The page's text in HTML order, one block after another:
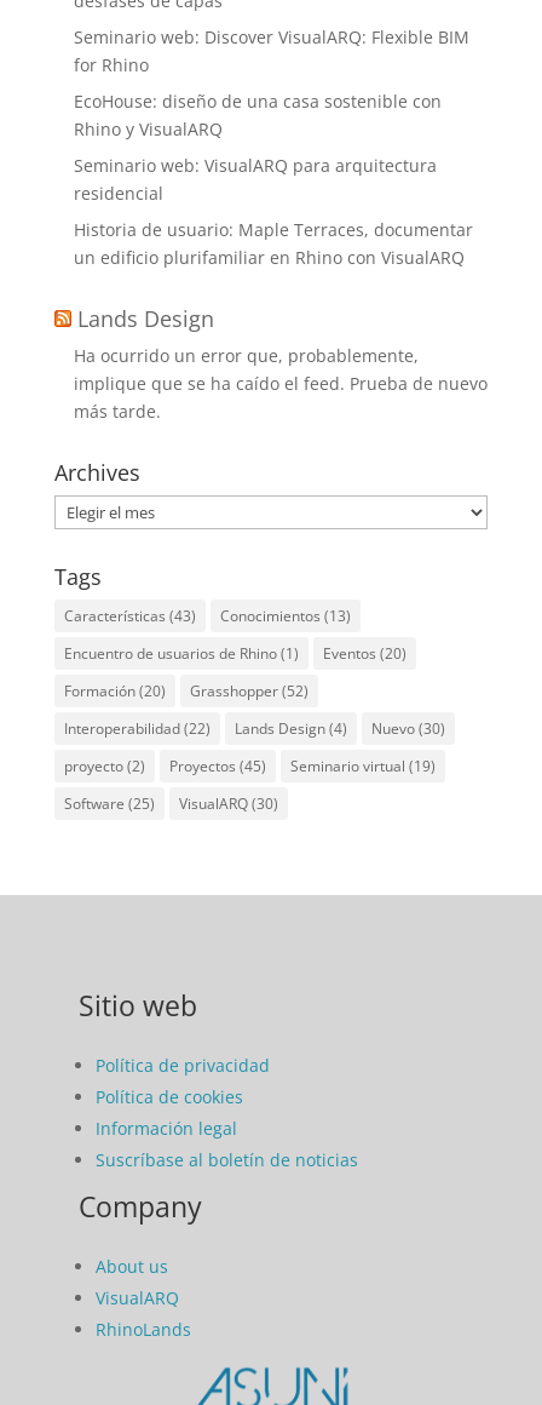
Seminario web: Discover VisualARQ: Flexible BIM
for Rhino
EcoHouse: diseño de una casa sostenible con
Rhino y VisualARQ
Seminario web: VisualARQ para arquitectura
residencial
Historia de usuario: Maple Terraces, documentar
un edificio plurifamiliar en Rhino con VisualARQ
Lands Design
Ha ocurrido un error que, probablemente,
implique que se ha caído el feed. Prueba de nuevo
más tarde.
Archives
Archives
Tags
Características (43) Conocimientos (13)
Encuentro de usuarios de Rhino(1) Eventos (20)
Formación(20) Grasshopper(52)
Interoperabilidad(22) Lands Design(4) Nuevo(30)
proyecto(2) Proyectos (45) Seminario virtual (19)
Software (25) VisualARQ(30)
Sitio web
Política de privacidad
Política de cookies
Información legal
Suscríbase al boletín de noticias
Company
About us
VisualARQ
RhinoLands